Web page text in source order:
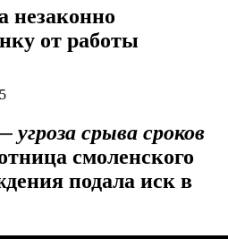
незаконно
от работы
срыва сроков
смоленского
подала иск в